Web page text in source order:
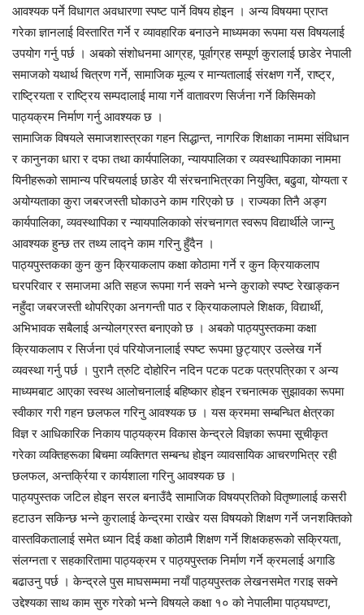
आवश्यक पर्ने विधागत अवधारणा स्पष्ट पार्ने विषय होइन । अन्य विषयमा प्राप्त
गरेका ज्ञानलाई विस्तारित गर्ने र व्यावहारिक बनाउने माध्यमका रूपमा यस विषयलाई
उपयोग गर्नु पर्छ । अबको संशोधनमा आग्रह, पूर्वाग्रह सम्पूर्ण कुरालाई छाडेर नेपाली
समाजको यथार्थ चित्रण गर्ने, सामाजिक मूल्य र मान्यतालाई संरक्षण गर्ने, राष्ट्र,
राष्ट्रियता र राष्ट्रिय सम्पदालाई माया गर्ने वातावरण सिर्जना गर्ने किसिमको
पाठ्यक्रम निर्माण गर्नु आवश्यक छ ।
सामाजिक विषयले समाजशास्त्रका गहन सिद्धान्त, नागरिक शिक्षाका नाममा संविधान
र कानुनका धारा र दफा तथा कार्यपालिका, न्यायपालिका र व्यवस्थापिकाका नाममा
यिनीहरूको सामान्य परिचयलाई छाडेर यी संरचनाभित्रका नियुक्ति, बढुवा, योग्यता र
अयोग्यताका कुरा जबरजस्ती घोकाउने काम गरिएको छ । राज्यका तिनै अङ्ग
कार्यपालिका, व्यवस्थापिका र न्यायपालिकाको संरचनागत स्वरूप विद्यार्थीले जान्नु
आवश्यक हुन्छ तर तथ्य लाद्ने काम गरिनु हुँदैन ।
पाठ्यपुस्तकका कुन कुन क्रियाकलाप कक्षा कोठामा गर्ने र कुन क्रियाकलाप
घरपरिवार र समाजमा अति सहज रूपमा गर्न सक्ने भन्ने कुराको स्पष्ट रेखाङ्कन
नहुँदा जबरजस्ती थोपरिएका अनगन्ती पाठ र क्रियाकलापले शिक्षक, विद्यार्थी,
अभिभावक सबैलाई अन्योलग्रस्त बनाएको छ । अबको पाठ्यपुस्तकमा कक्षा
क्रियाकलाप र सिर्जना एवं परियोजनालाई स्पष्ट रूपमा छुट्याएर उल्लेख गर्ने
व्यवस्था गर्नु पर्छ । पुरानै त्रुटि दोहोरिन नदिन पटक पटक पत्रपत्रिका र अन्य
माध्यमबाट आएका स्वस्थ आलोचनालाई बहिष्कार होइन रचनात्मक सुझावका रूपमा
स्वीकार गरी गहन छलफल गरिनु आवश्यक छ । यस क्रममा सम्बन्धित क्षेत्रका
विज्ञ र आधिकारिक निकाय पाठ्यक्रम विकास केन्द्रले विज्ञका रूपमा सूचीकृत
गरेका व्यक्तिहरूका बिचमा व्यक्तिगत सम्बन्ध होइन व्यावसायिक आचरणभित्र रही
छलफल, अन्तर्क्रिया र कार्यशाला गरिनु आवश्यक छ ।
पाठ्यपुस्तक जटिल होइन सरल बनाउँदै सामाजिक विषयप्रतिको वितृष्णालाई कसरी
हटाउन सकिन्छ भन्ने कुरालाई केन्द्रमा राखेर यस विषयको शिक्षण गर्ने जनशक्तिको
वास्तविकतालाई समेत ध्यान दिई कक्षा कोठामै शिक्षण गर्ने शिक्षकहरूको सक्रियता,
संलग्नता र सहकारितामा पाठ्यक्रम र पाठ्यपुस्तक निर्माण गर्ने क्रमलाई अगाडि
बढाउनु पर्छ । केन्द्रले पुस माघसम्ममा नयाँ पाठ्यपुस्तक लेखनसमेत गराइ सक्ने
उद्देश्यका साथ काम सुरु गरेको भन्ने विषयले कक्षा १० को नेपालीमा पाठ्यघण्टा,